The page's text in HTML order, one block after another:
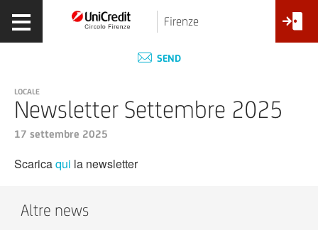
Firenze
SEND
LOCALE
Newsletter Settembre 2025
17 settembre 2025
Scaricaqui la newsletter
Altre news